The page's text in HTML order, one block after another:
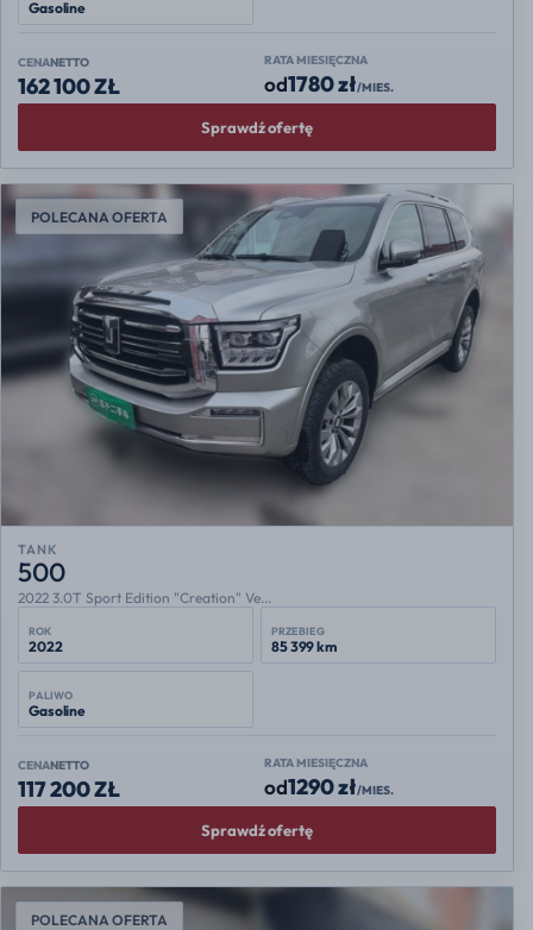
Gasoline
CENANETTO
162 100 ZŁ
RATA MIESIĘCZNA
od1780 zł/MIES.
Sprawdź ofertę
POLECANA OFERTA
TANK
500
2022 3.0T Sport Edition "Creation" Ve...
ROK
2022
PRZEBIEG
85 399 km
PALIWO
Gasoline
CENANETTO
117 200 ZŁ
RATA MIESIĘCZNA
od1290 zł/MIES.
Sprawdź ofertę
POLECANA OFERTA